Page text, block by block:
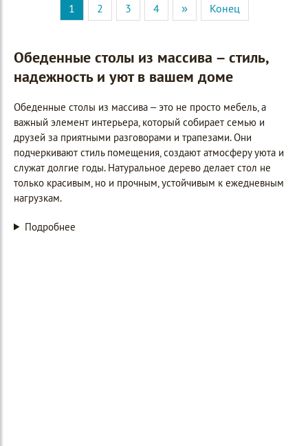
1 2 3 4 » Конец
Обеденные столы из массива – стиль,
надежность и уют в вашем доме
Обеденные столы из массива – это не просто мебель, а
важный элемент интерьера, который собирает семью и
друзей за приятными разговорами и трапезами. Они
подчеркивают стиль помещения, создают атмосферу уюта и
служат долгие годы. Натуральное дерево делает стол не
только красивым, но и прочным, устойчивым к ежедневным
нагрузкам.
Подробнее